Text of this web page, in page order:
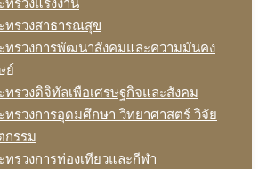
ทรวงแรงงาน
ทรวงสาธารณสุข
ทรวงการพัฒนาสังคมและความมันคง
ย์
ทรวงดิจิทัลเพือเศรษฐกิจและสังคม
ทรวงการอุดมศึกษา วิทยาศาสตร์ วิจัย
กรรม
ทรวงการท่องเทียวและกีฬา